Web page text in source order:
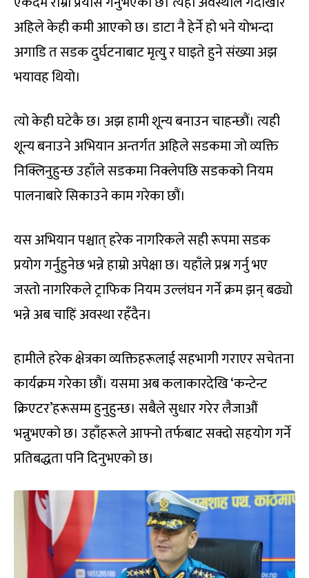
अहिले केही कमी आएको छ। डाटा नै हेर्ने हो भने योभन्दा
अगाडि त सडक दुर्घटनाबाट मृत्यु र घाइते हुने संख्या अझ
भयावह थियो।
त्यो केही घटेकै छ। अझ हामी शून्य बनाउन चाहन्छौं। त्यही
शून्य बनाउने अभियान अन्तर्गत अहिले सडकमा जो व्यक्ति
निक्लिनुहुन्छ उहाँले सडकमा निक्लेपछि सडकको नियम
पालनाबारे सिकाउने काम गरेका छौं।
यस अभियान पश्चात् हरेक नागरिकले सही रूपमा सडक
प्रयोग गर्नुहुनेछ भन्ने हाम्रो अपेक्षा छ। यहाँले प्रश्न गर्नु भए
जस्तो नागरिकले ट्राफिक नियम उल्लंघन गर्ने क्रम झन् बढ्यो
भन्ने अब चाहिं अवस्था रहँदैन।
हामीले हरेक क्षेत्रका व्यक्तिहरूलाई सहभागी गराएर सचेतना
कार्यक्रम गरेका छौं। यसमा अब कलाकारदेखि ‘कन्टेन्ट
क्रिएटर’हरूसम्म हुनुहुन्छ। सबैले सुधार गरेर लैजाऔं
भन्नुभएको छ। उहाँहरूले आफ्नो तर्फबाट सक्दो सहयोग गर्ने
प्रतिबद्धता पनि दिनुभएको छ।